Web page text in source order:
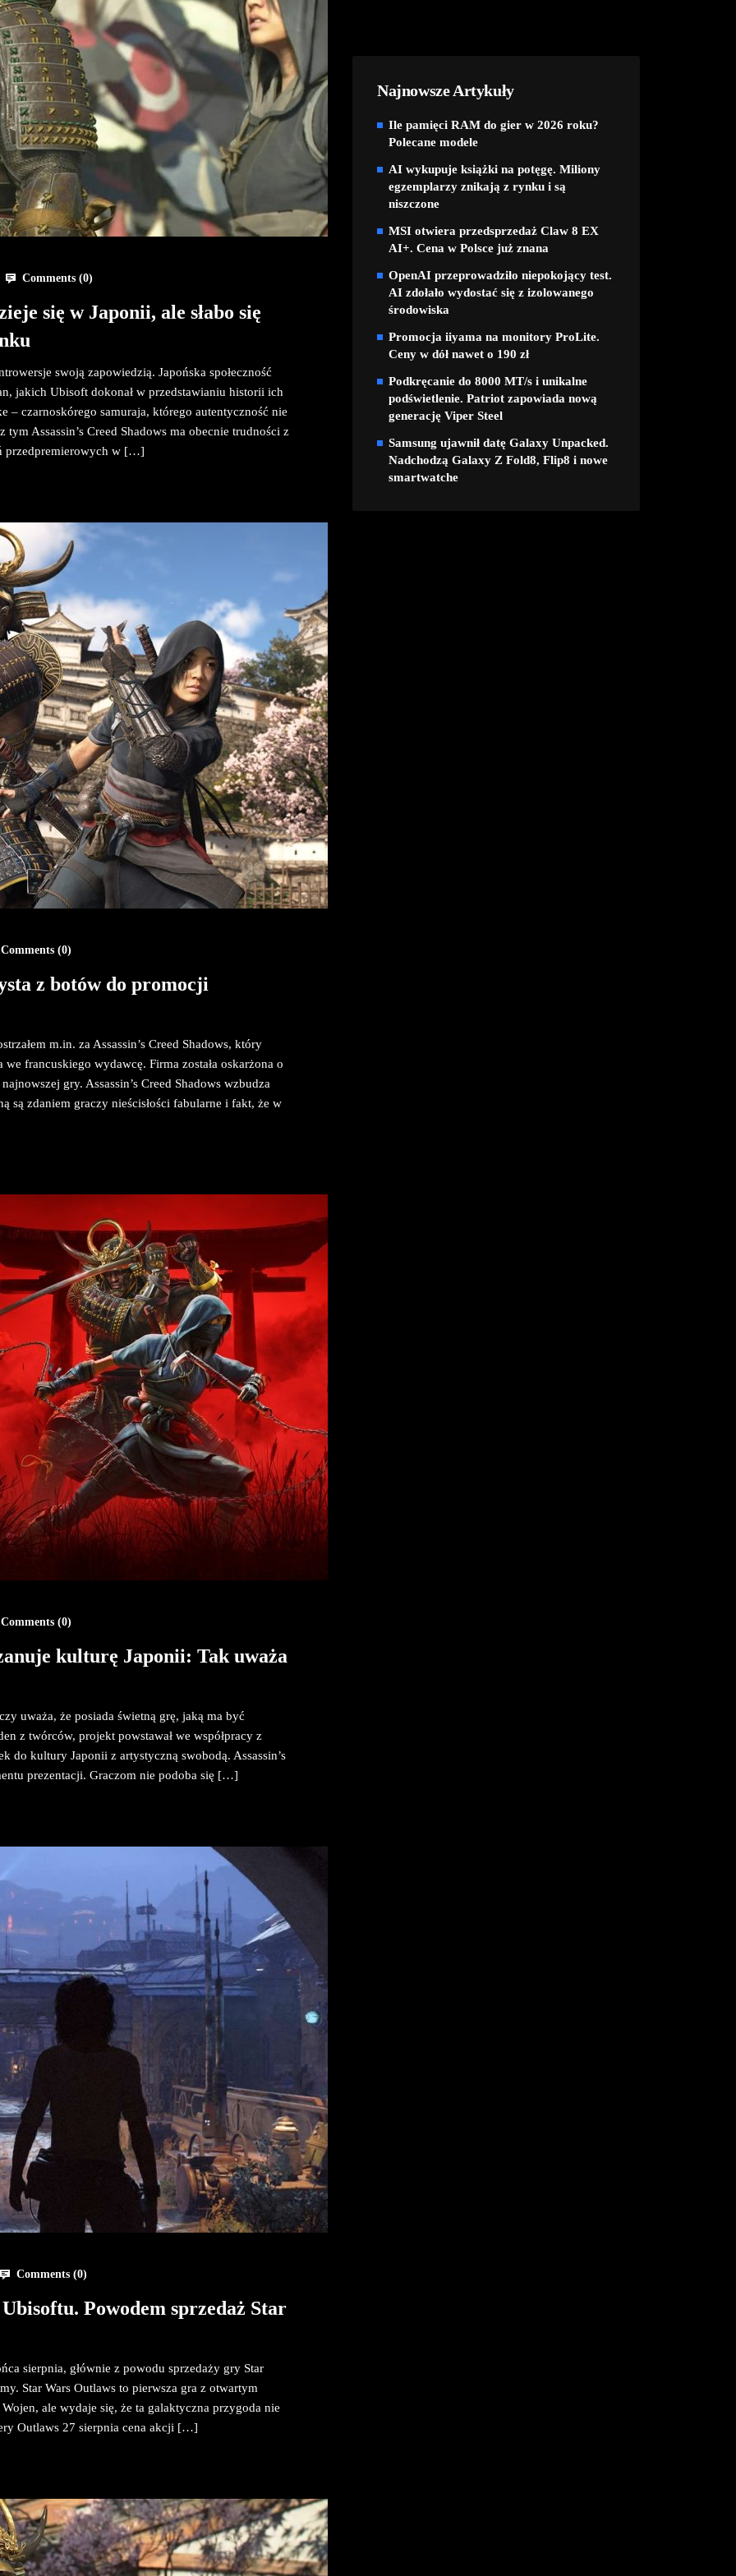
Comments (0)
się w Japonii, ale słabo się
swoją zapowiedzią. Japońska społeczność
jakich Ubisoft dokonał w przedstawianiu historii ich
– czarnoskórego samuraja, którego autentyczność nie
Assassin’s Creed Shadows ma obecnie trudności z
przedpremierowych w […]
(0)
z botów do promocji
m.in. za Assassin’s Creed Shadows, który
francuskiego wydawcę. Firma została oskarżona o
gry. Assassin’s Creed Shadows wzbudza
są zdaniem graczy nieścisłości fabularne i fakt, że w
(0)
kulturę Japonii: Tak uważa
uważa, że posiada świetną grę, jaką ma być
z twórców, projekt powstawał we współpracy z
do kultury Japonii z artystyczną swobodą. Assassin’s
prezentacji. Graczom nie podoba się […]
Comments (0)
Powodem sprzedaż Star
sierpnia, głównie z powodu sprzedaży gry Star
Star Wars Outlaws to pierwsza gra z otwartym
ale wydaje się, że ta galaktyczna przygoda nie
Outlaws 27 sierpnia cena akcji […]
Najnowsze Artykuły
Ile pamięci RAM do gier w 2026 roku?
Polecane modele
AI wykupuje książki na potęgę. Miliony
egzemplarzy znikają z rynku i są
niszczone
MSI otwiera przedsprzedaż Claw 8 EX
AI+. Cena w Polsce już znana
OpenAI przeprowadziło niepokojący test.
AI zdołało wydostać się z izolowanego
środowiska
Promocja iiyama na monitory ProLite.
Ceny w dół nawet o 190 zł
Podkręcanie do 8000 MT/s i unikalne
podświetlenie. Patriot zapowiada nową
generację Viper Steel
Samsung ujawnił datę Galaxy Unpacked.
Nadchodzą Galaxy Z Fold8, Flip8 i nowe
smartwatche